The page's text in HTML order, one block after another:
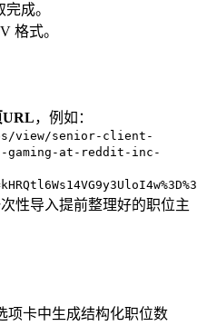
成。
格式。
URL，例如：
view/senior-client-
gaming-at-reddit-inc-
性导入提前整理好的职位主
项卡中生成结构化职位数